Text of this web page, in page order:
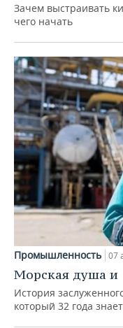
Зачем выстраивать
чего начать
Промышленность 07
Морская душа и
История
который 32 года